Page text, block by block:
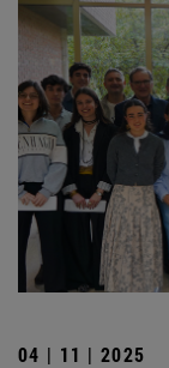
04 | 11 | 2025